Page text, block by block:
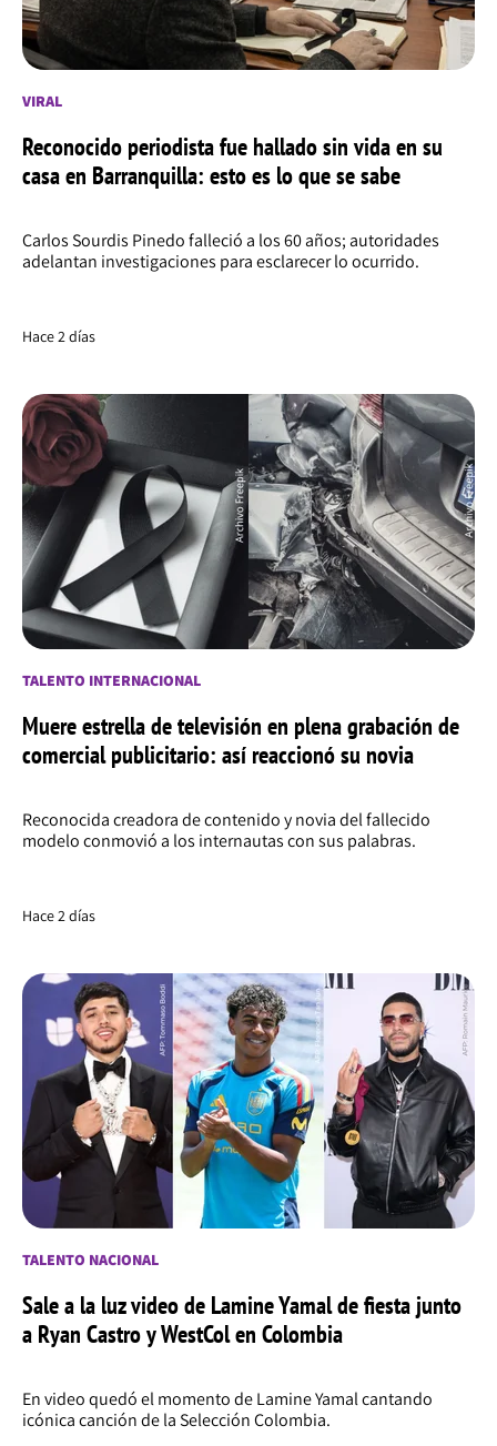
VIRAL
Reconocido periodista fue hallado sin vida en su
casa en Barranquilla: esto es lo que se sabe
Carlos Sourdis Pinedo falleció a los 60 años; autoridades
adelantan investigaciones para esclarecer lo ocurrido.
Hace 2 días
TALENTO INTERNACIONAL
Muere estrella de televisión en plena grabación de
comercial publicitario: así reaccionó su novia
Reconocida creadora de contenido y novia del fallecido
modelo conmovió a los internautas con sus palabras.
Hace 2 días
TALENTO NACIONAL
Sale a la luz video de Lamine Yamal de fiesta junto
a Ryan Castro y WestCol en Colombia
En video quedó el momento de Lamine Yamal cantando
icónica canción de la Selección Colombia.